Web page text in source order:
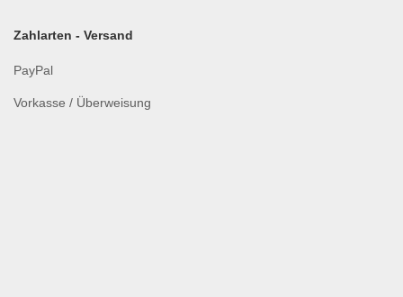
Zahlarten - Versand
PayPal
Vorkasse / Überweisung